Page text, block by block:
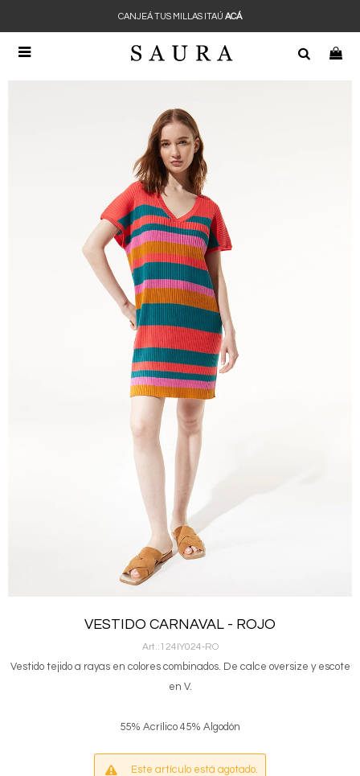

CANJEÁ TUS MILLAS ITAÚ ACÁ
VESTIDO CARNAVAL - ROJO
124IY024-RO
Vestido tejido a rayas en colores combinados. De calce oversize y escote
en V.
55% Acrílico 45% Algodón
Este artículo está agotado.